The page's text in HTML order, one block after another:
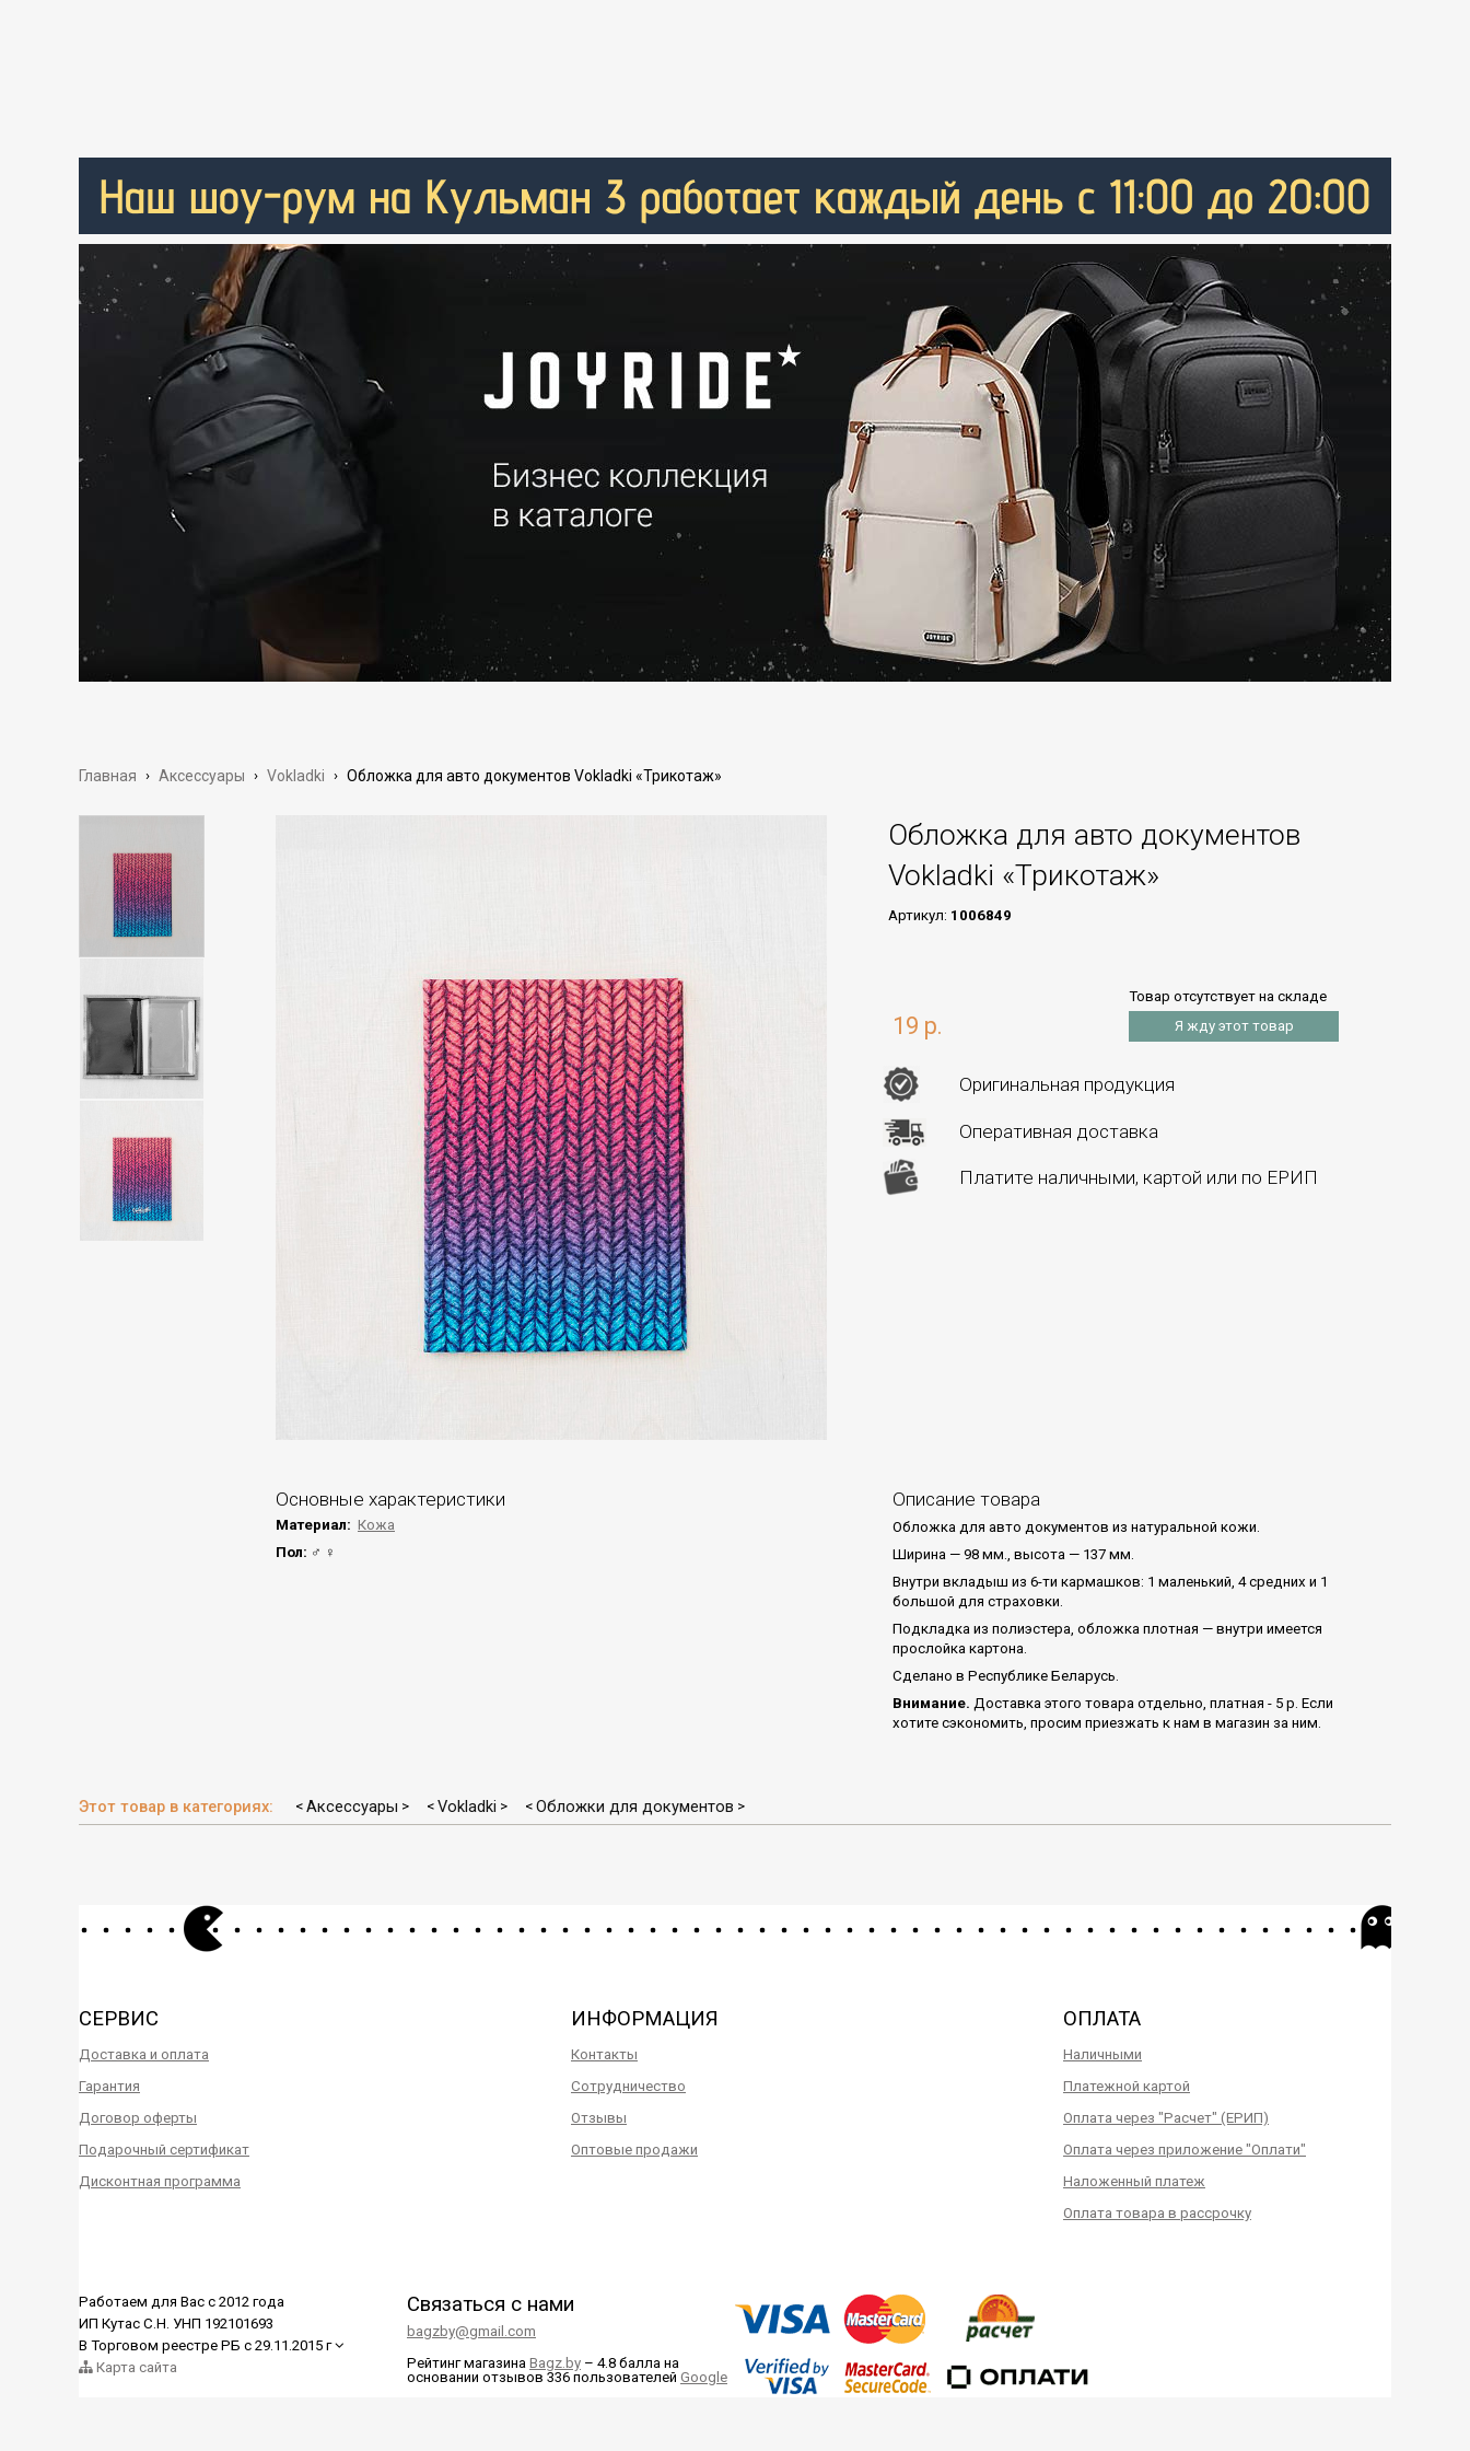
Главная › Аксессуары › Vokladki › Обложка для авто документов Vokladki «Трикотаж»
Обложка для авто документов
Vokladki «Трикотаж»
Артикул: 1006849
19 р.
Товар отсутствует на складе
Я жду этот товар
Оригинальная продукция
Оперативная доставка
Платите наличными, картой или по ЕРИП
Основные характеристики
Материал: Кожа
Пол: ♂ ♀
Описание товара
Обложка для авто документов из натуральной кожи.
Ширина — 98 мм., высота — 137 мм.
Внутри вкладыш из 6-ти кармашков: 1 маленький, 4 средних и 1
большой для страховки.
Подкладка из полиэстера, обложка плотная — внутри имеется
прослойка картона.
Сделано в Республике Беларусь.
Внимание. Доставка этого товара отдельно, платная - 5 р. Если
хотите сэкономить, просим приезжать к нам в магазин за ним.
Этот товар в категориях: < Аксессуары > < Vokladki > < Обложки для документов >
СЕРВИС
Доставка и оплата
Гарантия
Договор оферты
Подарочный сертификат
Дисконтная программа
ИНФОРМАЦИЯ
Контакты
Сотрудничество
Отзывы
Оптовые продажи
ОПЛАТА
Наличными
Платежной картой
Оплата через "Расчет" (ЕРИП)
Оплата через приложение "Оплати"
Наложенный платеж
Оплата товара в рассрочку
Работаем для Вас с 2012 года
ИП Кутас С.Н. УНП 192101693
В Торговом реестре РБ с 29.11.2015 г
Карта сайта
Связаться с нами
bagzby@gmail.com
Рейтинг магазина Bagz.by – 4.8 балла на
основании отзывов 336 пользователей Google